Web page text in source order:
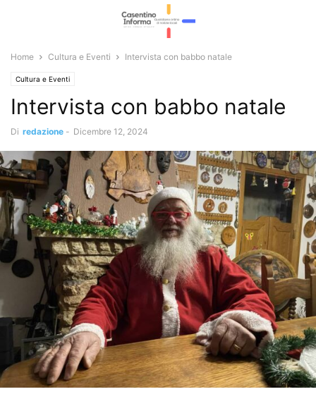
Home Cultura e Eventi Intervista con babbo natale
Cultura e Eventi
Intervista con babbo natale
Di redazione - Dicembre 12, 2024